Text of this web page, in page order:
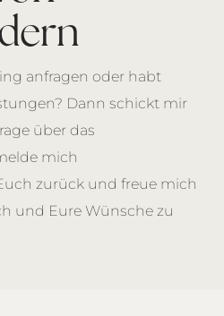
anfragen oder habt
Dann schickt mir
über das
mich
zurück und freue mich
und Eure Wünsche zu